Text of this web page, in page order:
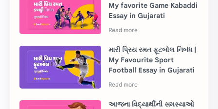
My favorite Game Kabaddi
Essay in Gujarati
મારી પ્રિય રમત ફૂટબોલ નિબંધ |
My Favourite Sport
Football Essay in Gujarati
આજના વિદ્યાર્થીની સમસ્યાઓ